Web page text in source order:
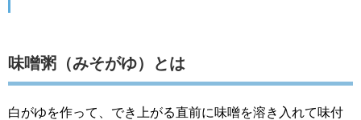
味噌粥（みそがゆ）とは
白がゆを作って、でき上がる直前に味噌を溶き入れて味付